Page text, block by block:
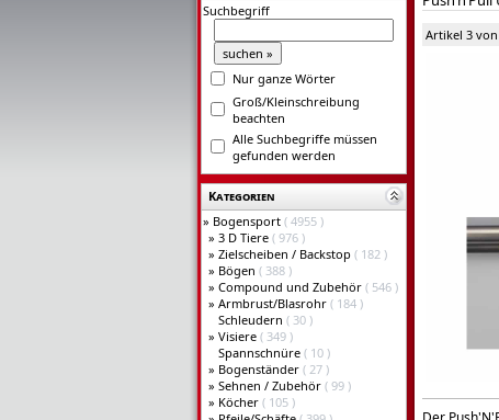
Suchbegriff
Nur ganze Wörter
Groß/Kleinschreibung
beachten
Alle Suchbegriffe müssen
gefunden werden
Kategorien
» Bogensport ( 4955 )
» 3 D Tiere ( 976 )
» Zielscheiben / Backstop ( 182 )
» Bögen ( 388 )
» Compound und Zubehör ( 546 )
» Armbrust/Blasrohr ( 184 )
Schleudern ( 30 )
» Visiere ( 349 )
Spannschnüre ( 10 )
» Bogenständer ( 27 )
» Sehnen / Zubehör ( 99 )
» Köcher ( 105 )
Artikel 3